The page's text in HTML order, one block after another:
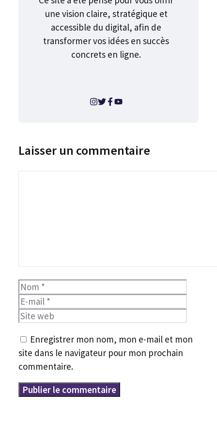
une vision claire, stratégique et
accessible du digital, afin de
transformer vos idées en succès
concrets en ligne.
Laisser un commentaire
Nom
Enregistrer mon nom, mon e-mail et mon
site dans le navigateur pour mon prochain
commentaire.